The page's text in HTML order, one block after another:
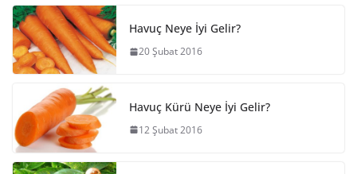
Havuç Neye İyi Gelir?
20 Şubat 2016
Havuç Kürü Neye İyi Gelir?
12 Şubat 2016